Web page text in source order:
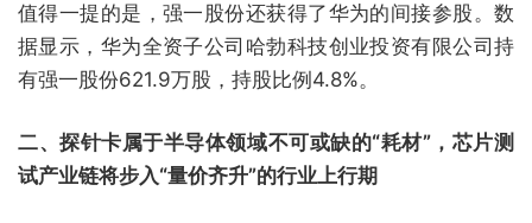
值得一提的是，强一股份还获得了华为的间接参股。数
据显示，华为全资子公司哈勃科技创业投资有限公司持
有强一股份621.9万股，持股比例4.8%。
二、探针卡属于半导体领域不可或缺的“耗材”，芯片测
试产业链将步入“量价齐升”的行业上行期